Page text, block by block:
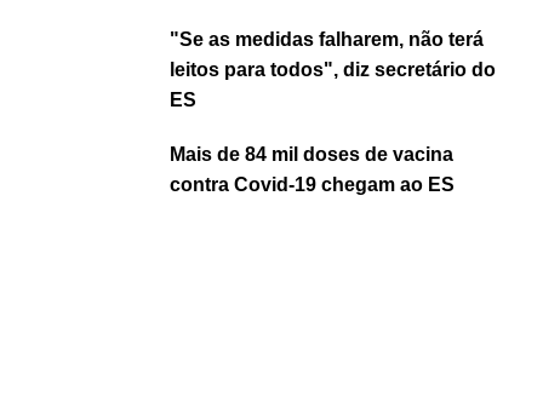
"Se as medidas falharem, não terá
leitos para todos", diz secretário do
ES
Mais de 84 mil doses de vacina
contra Covid-19 chegam ao ES